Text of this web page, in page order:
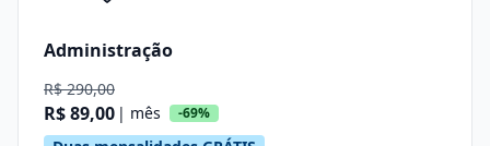
Administração
R$ 290,00
R$ 89,00 | mês -69%